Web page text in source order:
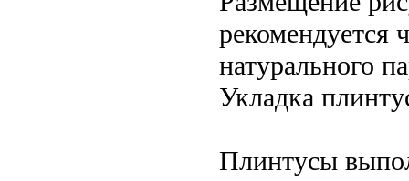
рекомендуется
натурального
Укладка
Плинтусы